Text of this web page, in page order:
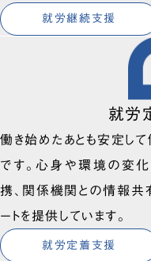
就労継続支援
就労
働き始めたあとも安定し
です。心身や環境の変
携、関係機関との情報共
ートを提供しています。
就労定着支援